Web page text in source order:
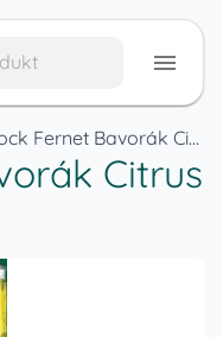
Stock Fernet Bavorák Citrus 6%
Citrus